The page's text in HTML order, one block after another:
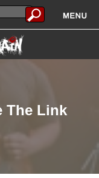
The Link